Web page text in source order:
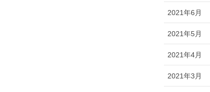
2021年6月
2021年5月
2021年4月
2021年3月